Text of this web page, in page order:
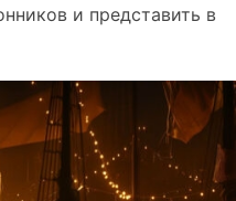
и представить в